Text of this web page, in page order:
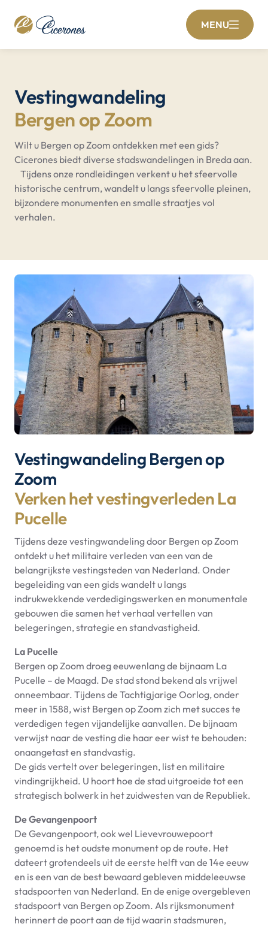
MENU
Vestingwandeling
Bergen op Zoom
Wilt u Bergen op Zoom ontdekken met een gids?
Cicerones biedt diverse stadswandelingen in Breda aan.
Tijdens onze rondleidingen verkent u het sfeervolle
historische centrum, wandelt u langs sfeervolle pleinen,
bijzondere monumenten en smalle straatjes vol
verhalen.
Vestingwandeling Bergen op
Zoom
Verken het vestingverleden La
Pucelle
Tijdens deze vestingwandeling door Bergen op Zoom
ontdekt u het militaire verleden van een van de
belangrijkste vestingsteden van Nederland. Onder
begeleiding van een gids wandelt u langs
indrukwekkende verdedigingswerken en monumentale
gebouwen die samen het verhaal vertellen van
belegeringen, strategie en standvastigheid.
La Pucelle
Bergen op Zoom droeg eeuwenlang de bijnaam La
Pucelle – de Maagd. De stad stond bekend als vrijwel
onneembaar. Tijdens de Tachtigjarige Oorlog, onder
meer in 1588, wist Bergen op Zoom zich met succes te
verdedigen tegen vijandelijke aanvallen. De bijnaam
verwijst naar de vesting die haar eer wist te behouden:
onaangetast en standvastig.
De gids vertelt over belegeringen, list en militaire
vindingrijkheid. U hoort hoe de stad uitgroeide tot een
strategisch bolwerk in het zuidwesten van de Republiek.
De Gevangenpoort
De Gevangenpoort, ook wel Lievevrouwepoort
genoemd is het oudste monument op de route. Het
dateert grotendeels uit de eerste helft van de 14e eeuw
en is een van de best bewaard gebleven middeleeuwse
stadspoorten van Nederland. En de enige overgebleven
stadspoort van Bergen op Zoom. Als rijksmonument
herinnert de poort aan de tijd waarin stadsmuren,